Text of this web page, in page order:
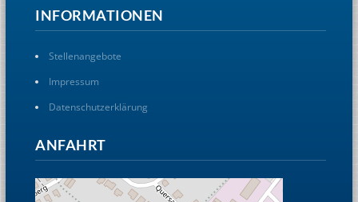
INFORMATIONEN
Stellenangebote
Impressum
Datenschutzerklärung
ANFAHRT